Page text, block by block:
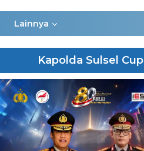
Lainnya
Kapolda Sulsel Cup